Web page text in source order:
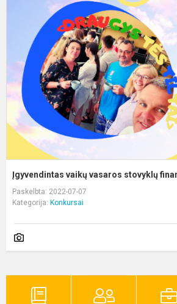
Įgyvendintas vaikų vasaros stovyklų
Paskelbta: 2022-07-07
Kategorija: Konkursai